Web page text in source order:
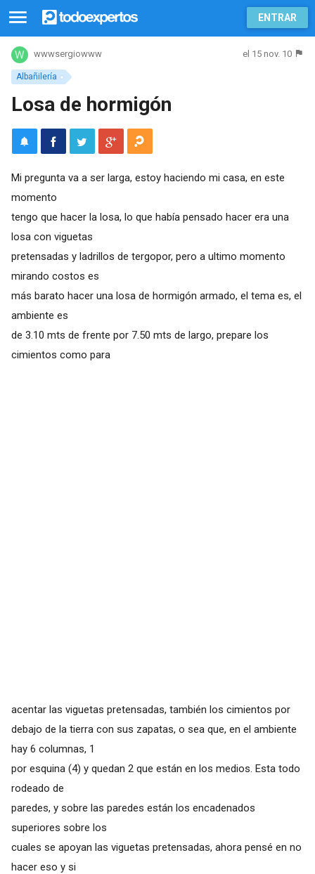
ENTRAR
Albañilería
wwwsergiowww el 15 nov. 10
Losa de hormigón
Mi pregunta va a ser larga, estoy haciendo mi casa, en este
momento
tengo que hacer la losa, lo que había pensado hacer era una
losa con viguetas
pretensadas y ladrillos de tergopor, pero a ultimo momento
mirando costos es
más barato hacer una losa de hormigón armado, el tema es, el
ambiente es
de 3.10 mts de frente por 7.50 mts de largo, prepare los
cimientos como para
acentar las viguetas pretensadas, también los cimientos por
debajo de la tierra con sus zapatas, o sea que, en el ambiente
hay 6 columnas, 1
por esquina (4) y quedan 2 que están en los medios. Esta todo
rodeado de
paredes, y sobre las paredes están los encadenados
superiores sobre los
cuales se apoyan las viguetas pretensadas, ahora pensé en no
hacer eso y si